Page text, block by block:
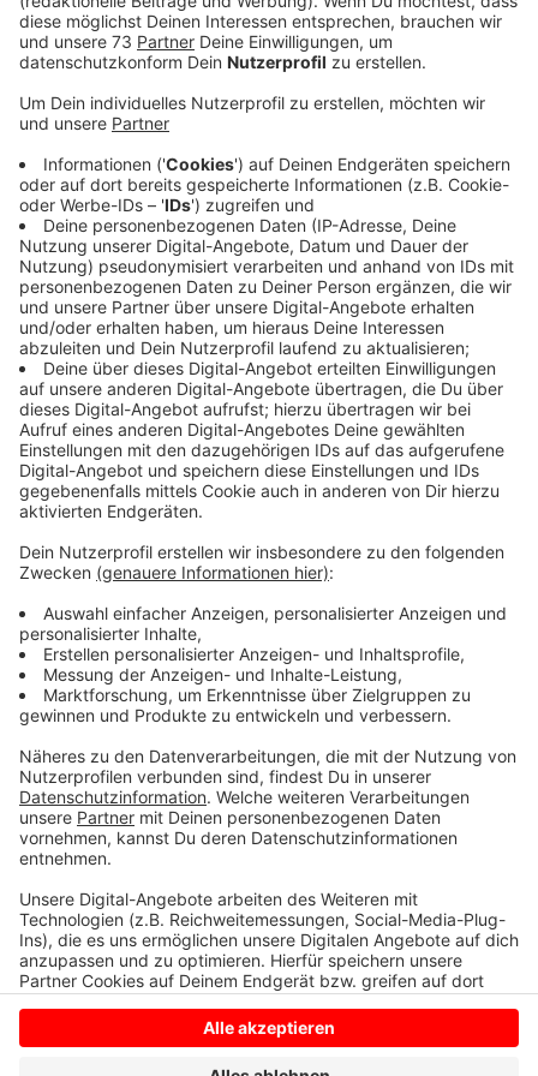
Anzeige
Auswirkungen des Streiks
Anzeige
An der Uniklinik Münster kann es heute und morgen,
zu längeren
Wartezeiten und Terminverschiebungen kommen.
Grund dafür ist ein Warnstreik der Gewerkschaft ver.di,
die höhere Gehälter und bessere
Arbeitsbedingungen fordert.
Patienten müssen sich auf Verzögerungen einstellen,
da der Streik den normalen Betrieb der Uniklinik
beeinträchtigt. Die Notversorgung bleibt jedoch
gesichert, sodass akute Fälle weiterhin behandelt
werden können. Morgen beteiligen
auch Fachhochschulen und Universitäten an dem
Streik. ver.di möchte mit der Aktion auf
die Belastungen und Missstände im Gesundheits- und
Bildungssektor aufmerksam machen.
Anzeige
Anzeige